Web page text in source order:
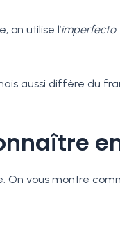
on utilise l’imperfecto
aussi diffère du
On vous montre